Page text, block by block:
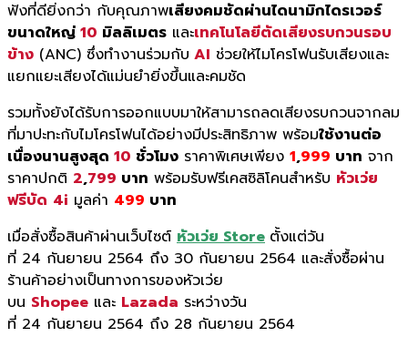
ฟังที่ดียิ่งกว่า กับคุณภาพเสียงคมชัดผ่านไดนามิกไดรเวอร์
ขนาดใหญ่ 10 มิลลิเมตร และเทคโนโลยีตัดเสียงรบกวนรอบ
ข้าง (ANC) ซึ่งทำงานร่วมกับ AI ช่วยให้ไมโครโฟนรับเสียงและ
แยกแยะเสียงได้แม่นยำยิ่งขึ้นและคมชัด
รวมทั้งยังได้รับการออกแบบมาให้สามารถลดเสียงรบกวนจากลม
ที่มาปะทะกับไมโครโฟนได้อย่างมีประสิทธิภาพ พร้อมใช้งานต่อ
เนื่องนานสูงสุด 10 ชั่วโมง ราคาพิเศษเพียง 1,999 บาท จาก
ราคาปกติ 2,799 บาท พร้อมรับฟรีเคสซิลิโคนสำหรับ หัวเว่ย
ฟรีบัด 4i มูลค่า 499 บาท
เมื่อสั่งซื้อสินค้าผ่านเว็บไซต์ หัวเว่ย Store ตั้งแต่วัน
ที่ 24 กันยายน 2564 ถึง 30 กันยายน 2564 และสั่งซื้อผ่าน
ร้านค้าอย่างเป็นทางการของหัวเว่ย
บน Shopee และ Lazada ระหว่างวัน
ที่ 24 กันยายน 2564 ถึง 28 กันยายน 2564